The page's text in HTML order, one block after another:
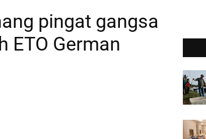
pingat gangsa
ETO German